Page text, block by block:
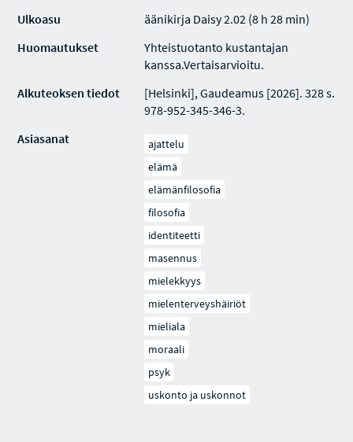
Ulkoasu
äänikirja Daisy 2.02 (8 h 28 min)
Huomautukset
Yhteistuotanto kustantajan
kanssa.Vertaisarvioitu.
Alkuteoksen tiedot
[Helsinki], Gaudeamus [2026]. 328 s.
978-952-345-346-3.
Asiasanat
ajattelu
elämä
elämänfilosofia
filosofia
identiteetti
masennus
mielekkyys
mielenterveyshäiriöt
mieliala
moraali
psyk
uskonto ja uskonnot